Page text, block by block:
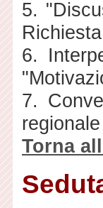
5.
6.
7.
Torna